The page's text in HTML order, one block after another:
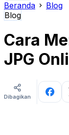
Beranda
Blog
Blog
Cara
JPG
Dibagikan